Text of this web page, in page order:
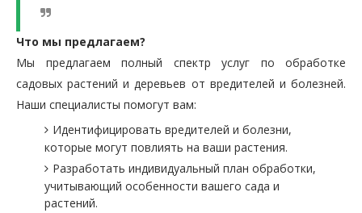
Что мы предлагаем?
Мы предлагаем полный спектр услуг по обработке
садовых растений и деревьев от вредителей и болезней.
Наши специалисты помогут вам:
Идентифицировать вредителей и болезни,
которые могут повлиять на ваши растения.
Разработать индивидуальный план обработки,
учитывающий особенности вашего сада и
растений.